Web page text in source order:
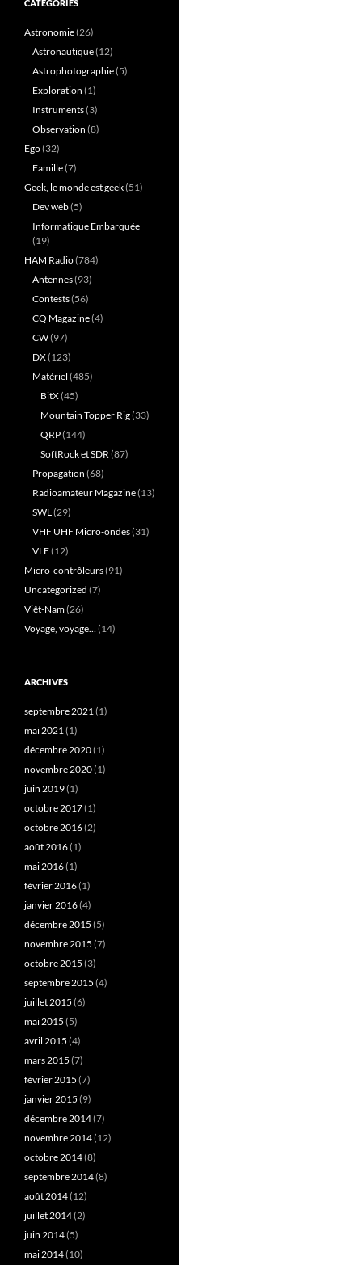
CATÉGORIES
Astronomie(26)
Astronautique(12)
Astrophotographie(5)
Exploration (1)
Instruments(3)
Observation (8)
Ego(32)
Famille(7)
Geek, le monde est geek(51)
Dev web(5)
Informatique Embarquée
(19)
HAM Radio(784)
Antennes(93)
Contests(56)
CQ Magazine(4)
CW(97)
DX(123)
Matériel (485)
BitX(45)
Mountain Topper Rig(33)
QRP(144)
SoftRock et SDR(87)
Propagation (68)
Radioamateur Magazine(13)
SWL(29)
VHF UHF Micro-ondes(31)
VLF(12)
Micro-contrôleurs(91)
Uncategorized (7)
Viêt-Nam(26)
Voyage, voyage…(14)
ARCHIVES
septembre 2021(1)
mai 2021(1)
décembre 2020(1)
novembre 2020(1)
juin 2019(1)
octobre 2017(1)
octobre 2016(2)
août 2016(1)
mai 2016(1)
février 2016(1)
janvier 2016(4)
décembre 2015 (5)
novembre 2015 (7)
octobre 2015 (3)
septembre 2015 (4)
juillet 2015 (6)
mai 2015 (5)
avril 2015 (4)
mars 2015 (7)
février 2015 (7)
janvier 2015 (9)
décembre 2014(7)
novembre 2014(12)
octobre 2014(8)
septembre 2014(8)
août 2014(12)
juillet 2014(2)
juin 2014(5)
mai 2014(10)